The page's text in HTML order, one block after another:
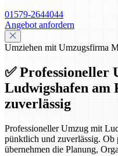
01579-2644044
Angebot anfordern
Umziehen mit Umzugsfirma
✅ Professioneller
Ludwigshafen am
zuverlässig
Professioneller Umzug mit
pünktlich und zuverlässig.
übernehmen die Planung,